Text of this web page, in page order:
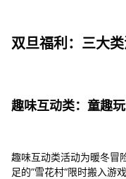
双旦福利：三大
趣味互动类：童趣
趣味互动类活动为暖冬冒
足的”雪花村“限时搬入游